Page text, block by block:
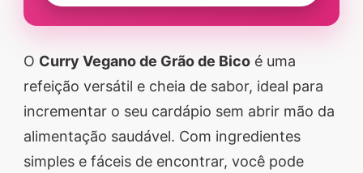
O Curry Vegano de Grão de Bico é uma
refeição versátil e cheia de sabor, ideal para
incrementar o seu cardápio sem abrir mão da
alimentação saudável. Com ingredientes
simples e fáceis de encontrar, você pode